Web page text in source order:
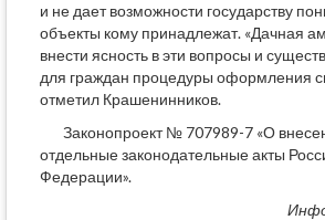
и не дает возможности государству
объекты кому принадлежат. «Дачная
внести ясность в эти вопросы и
для граждан процедуры оформления
отметил Крашенинников.
Законопроект № 707989-7 «О
отдельные законодательные акты
Федерации».